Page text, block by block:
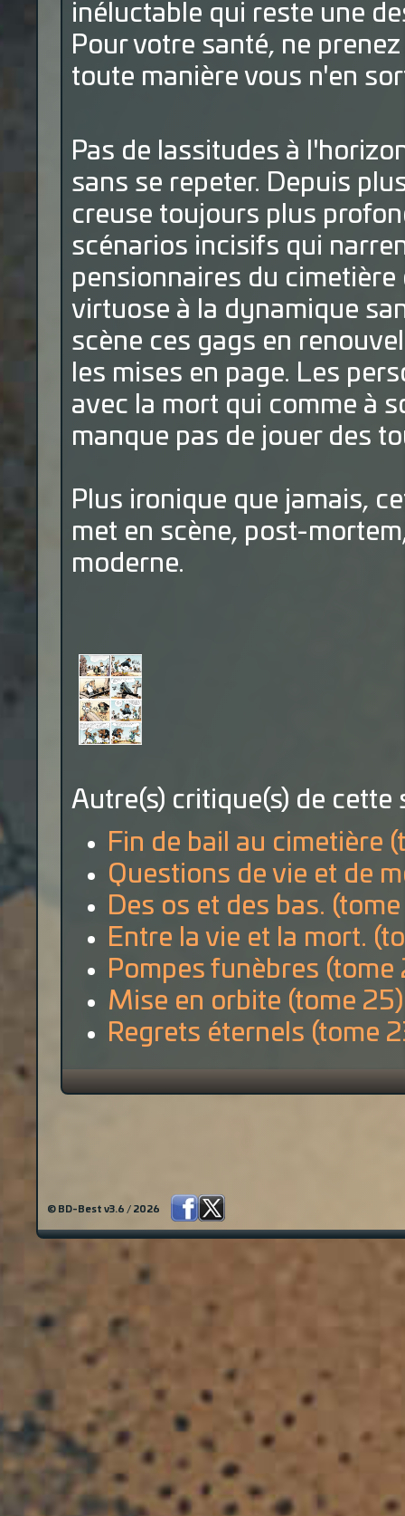
inéluctable qui reste une
Pour votre santé, ne
toute manière vous n'en
Pas de lassitudes à
sans se repeter. Depuis
creuse toujours plus
scénarios incisifs qui
pensionnaires du cimetière
virtuose à la dynamique
scène ces gags en
les mises en page. Les
avec la mort qui comme à
manque pas de jouer des
Plus ironique que jamais,
met en scène, post-
moderne.
Autre(s) critique(s) de cette
Fin de bail au cimetière
Questions de vie et de
Des os et des bas.
Entre la vie et la mort.
Pompes funèbres (tome
Mise en orbite (tome 25)
Regrets éternels (tome
© BD-Best v3.6 / 2026